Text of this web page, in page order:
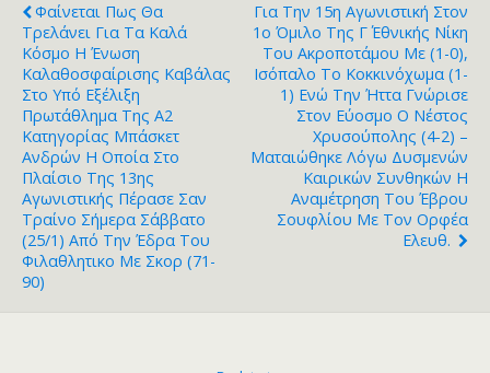
Φαίνεται Πως Θα
Τρελάνει Για Τα Καλά
Κόσμο Η Ένωση
Καλαθοσφαίρισης Καβάλας
Στο Υπό Εξέλιξη
Πρωτάθλημα Της Α2
Κατηγορίας Μπάσκετ
Ανδρών Η Οποία Στο
Πλαίσιο Της 13ης
Αγωνιστικής Πέρασε Σαν
Τραίνο Σήμερα Σάββατο
(25/1) Από Την Έδρα Του
Φιλαθλητικο Με Σκορ (71-
90)
Για Την 15η Αγωνιστική Στον
1ο Όμιλο Της Γ΄ Εθνικής Νίκη
Του Ακροποτάμου Με (1-0),
Ισόπαλο Το Κοκκινόχωμα (1-
1) Ενώ Την Ήττα Γνώρισε
Στον Εύοσμο Ο Νέστος
Χρυσούπολης (4-2) –
Ματαιώθηκε Λόγω Δυσμενών
Καιρικών Συνθηκών Η
Αναμέτρηση Του Έβρου
Σουφλίου Με Τον Ορφέα
Ελευθ.